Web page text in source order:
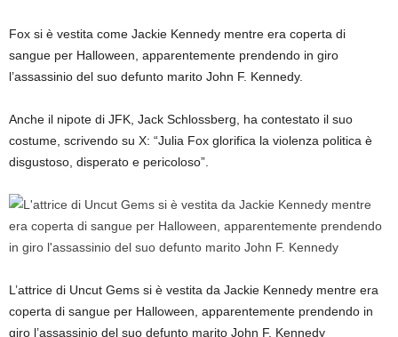
Fox si è vestita come Jackie Kennedy mentre era coperta di
sangue per Halloween, apparentemente prendendo in giro
l’assassinio del suo defunto marito John F. Kennedy.
Anche il nipote di JFK, Jack Schlossberg, ha contestato il suo
costume, scrivendo su X: “Julia Fox glorifica la violenza politica è
disgustoso, disperato e pericoloso”.
L’attrice di Uncut Gems si è vestita da Jackie Kennedy mentre era
coperta di sangue per Halloween, apparentemente prendendo in
giro l’assassinio del suo defunto marito John F. Kennedy